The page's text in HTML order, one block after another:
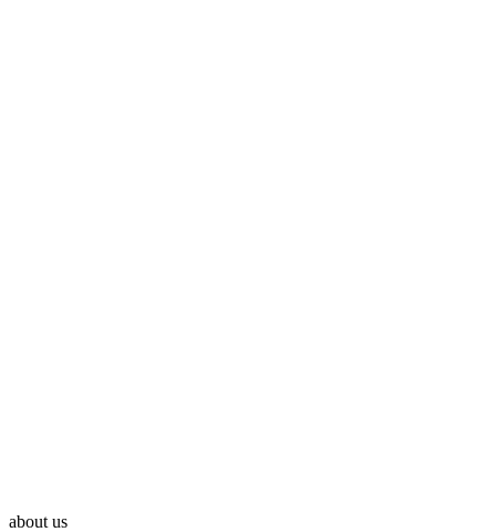
about us